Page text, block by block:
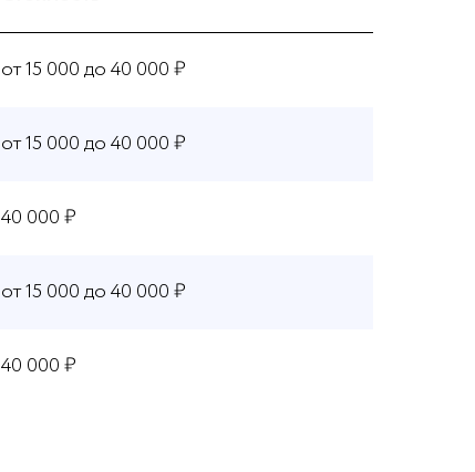
от 15 000 до 40 000 ₽
от 15 000 до 40 000 ₽
40 000 ₽
от 15 000 до 40 000 ₽
40 000 ₽